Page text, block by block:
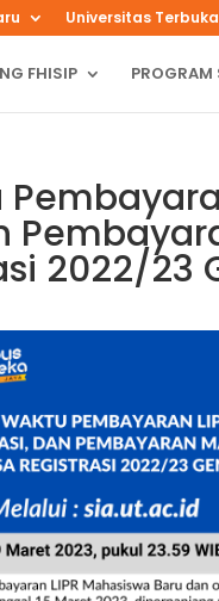
Universitas Terbuka
FHISIP PROGRAM
2022/23